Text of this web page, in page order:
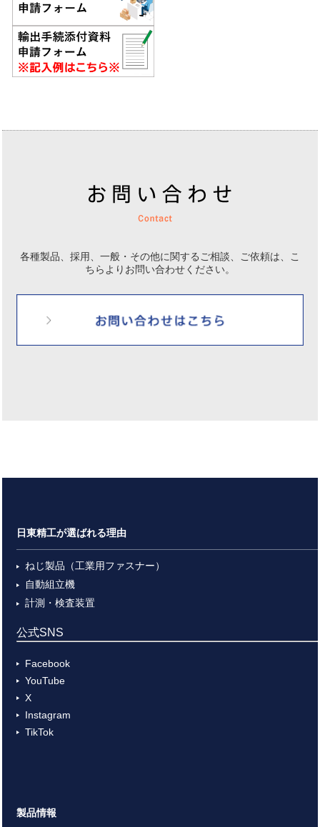
各種製品、採用、一般・その他に関するご相談、ご依頼は、
こ
ちらよりお問い合わせください。
日東精工が選ばれる理由
ねじ製品（工業用ファスナー）
自動組立機
計測・検査装置
公式SNS
Facebook
YouTube
X
Instagram
TikTok
製品情報